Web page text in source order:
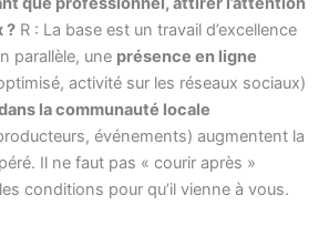
? R : La base est un travail d’excellence
parallèle, une présence en ligne
activité sur les réseaux sociaux)
la communauté locale
événements) augmentent la
Il ne faut pas « courir après »
conditions pour qu’il vienne à vous.